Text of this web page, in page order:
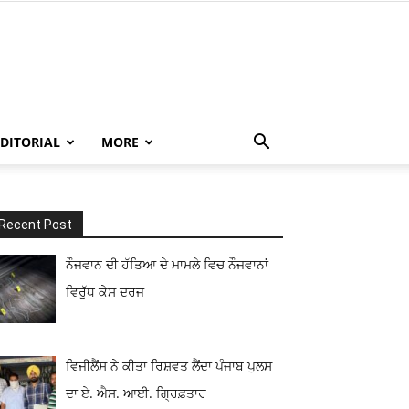
MORE
Recent Post
ਨੌਜਵਾਨ ਦੀ ਹੱਤਿਆ ਦੇ ਮਾਮਲੇ ਵਿਚ ਨੌਜਵਾਨਾਂ
ਵਿਰੁੱਧ ਕੇਸ ਦਰਜ
ਵਿਜੀਲੈਂਸ ਨੇ ਕੀਤਾ ਰਿਸ਼ਵਤ ਲੈਂਦਾ ਪੰਜਾਬ ਪੁਲਸ
ਦਾ ਏ. ਐਸ. ਆਈ. ਗ੍ਰਿਫ਼ਤਾਰ